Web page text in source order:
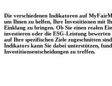
Die verschiedenen Indikatoren auf
um Ihnen zu helfen, Ihre Investitionen mit
Einklang zu bringen. Ob Sie einen realen
investieren oder die ESG-Leistung
auf Ihre spezifischen Ziele zugeschnitten
Indikators kann Sie dabei unterstützen,
Investitionsentscheidungen zu treffen.